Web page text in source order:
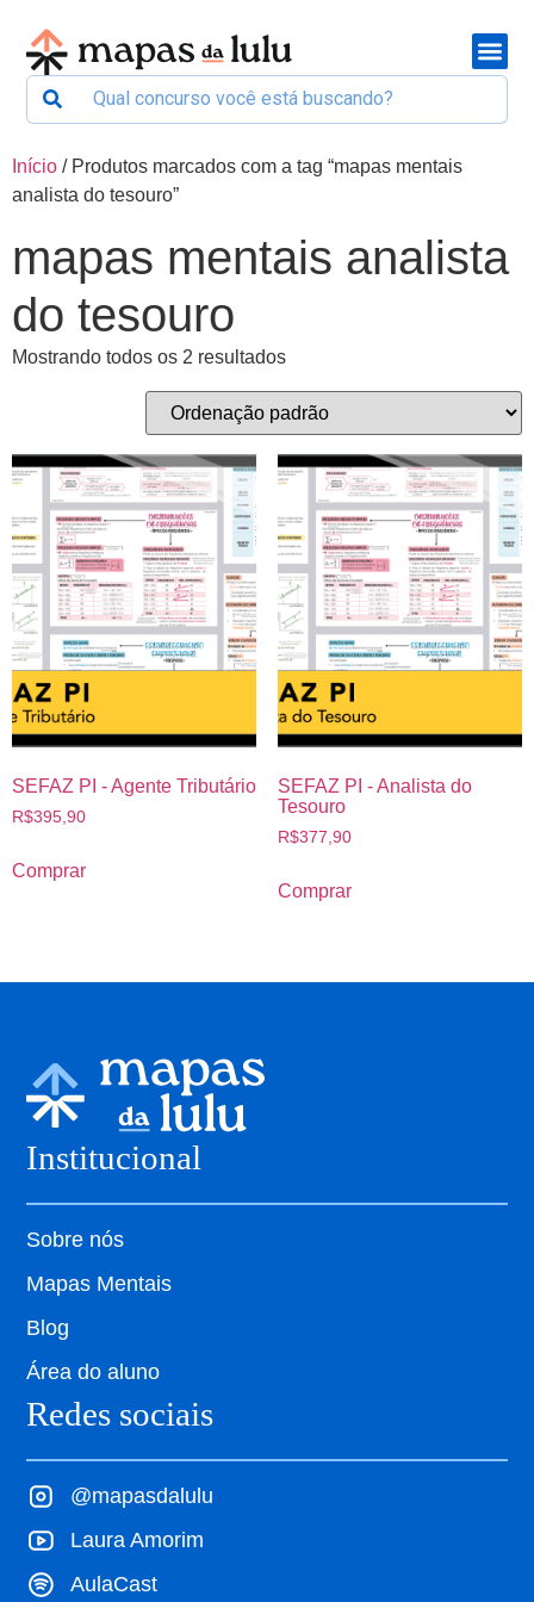
Início / Produtos marcados com a tag “mapas mentais
analista do tesouro”
mapas mentais analista
do tesouro
Mostrando todos os 2 resultados
SEFAZ PI - Agente Tributário
R$395,90
Comprar
SEFAZ PI - Analista do
Tesouro
R$377,90
Comprar
Institucional
Sobre nós
Mapas Mentais
Blog
Área do aluno
Redes sociais
@mapasdalulu
Laura Amorim
AulaCast